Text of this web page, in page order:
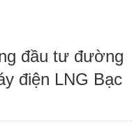
đầu tư đường
điện LNG Bạc